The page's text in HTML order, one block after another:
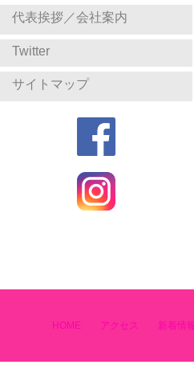
代表挨拶／会社案内
Twitter
サイトマップ
HOME アクセス 新着情報